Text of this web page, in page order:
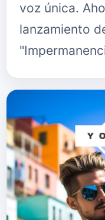
voz única.
lanzamiento